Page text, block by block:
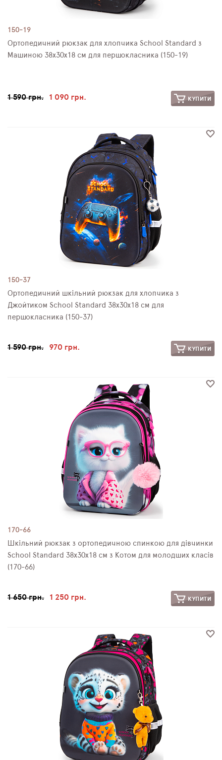
150-19
Ортопедичний рюкзак для хлопчика School Standard з
Машиною 38х30х18 см для першокласника (150-19)
1 590 грн. 1 090 грн. КУПИТИ
150-37
Ортопедичний шкільний рюкзак для хлопчика з
Джойтиком School Standard 38х30х18 см для
першокласника (150-37)
1 590 грн. 970 грн. КУПИТИ
170-66
Шкільний рюкзак з ортопедичною спинкою для дівчинки
School Standard 38х30х18 см з Котом для молодших класів
(170-66)
1 650 грн. 1 250 грн. КУПИТИ